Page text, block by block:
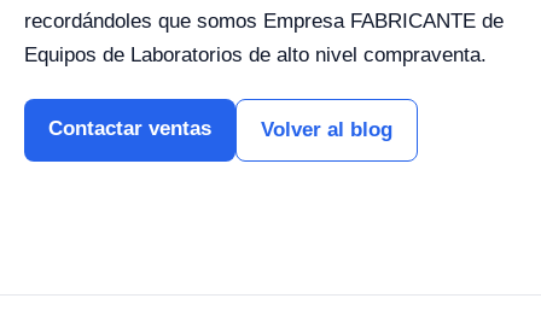
recordándoles que somos Empresa FABRICANTE de
Equipos de Laboratorios de alto nivel compraventa.
Contactar ventas Volver al blog